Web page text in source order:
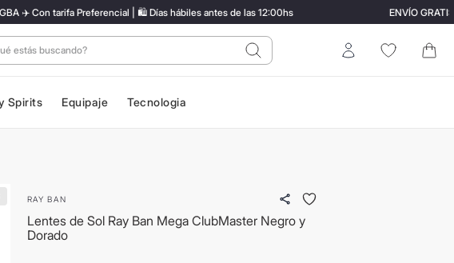
✈️ Con tarifa Preferencial | 🛍️ Días hábiles antes de las 12:00hs ENVÍO GRATIS
estás buscando? Entrar
Spirits Equipaje Tecnologia
RAY BAN
Lentes de Sol Ray Ban Mega ClubMaster Negro y
Dorado